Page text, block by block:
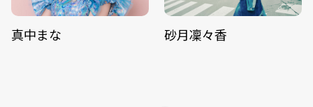
真中まな 砂月凜々香